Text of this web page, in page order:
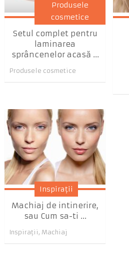
Produsele
cosmetice
Setul complet pentru
laminarea
sprâncenelor acasă ...
Produsele cosmetice
Inspiraţii
Machiaj de intinerire,
sau Cum sa-ti ...
Inspiraţii , Machiaj